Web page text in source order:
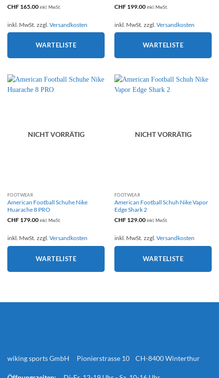
CHF165.00 inkl. MwSt.
inkl. MwSt. zzgl. Versandkosten
WARTELISTE
CHF199.00 inkl. MwSt.
inkl. MwSt. zzgl. Versandkosten
WARTELISTE
NICHT VORRÄTIG
FOOTWEAR
American Football Schuhe Nike
Huarache 8 PRO
CHF179.00 inkl. MwSt.
inkl. MwSt. zzgl. Versandkosten
WARTELISTE
NICHT VORRÄTIG
FOOTWEAR
American Football Schuh Nike Vapor
Edge Shark 2
CHF129.00 inkl. MwSt.
inkl. MwSt. zzgl. Versandkosten
WARTELISTE
wiking sports GmbH Pionierstrasse 10 CH-8400 Winterthur